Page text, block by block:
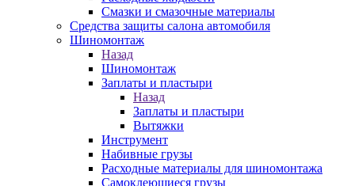
Смазки и смазочные материалы
Средства защиты салона автомобиля
Шиномонтаж
Назад
Шиномонтаж
Заплаты и пластыри
Назад
Заплаты и пластыри
Вытяжки
Инструмент
Набивные грузы
Расходные материалы для шиномонтажа
Самоклеющиеся грузы